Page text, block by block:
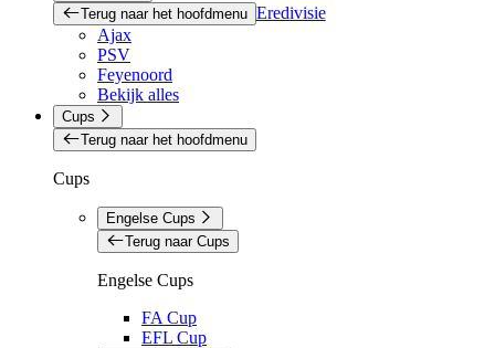
Terug naar het hoofdmenu Eredivisie
Ajax
PSV
Feyenoord
Bekijk alles
Cups
Terug naar het hoofdmenu
Cups
Engelse Cups
Terug naar Cups
Engelse Cups
FA Cup
EFL Cup